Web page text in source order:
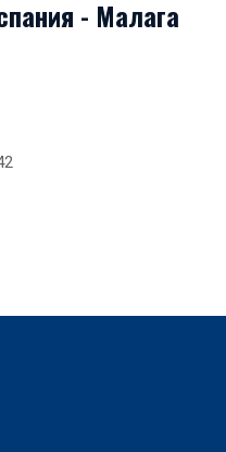
- Малага